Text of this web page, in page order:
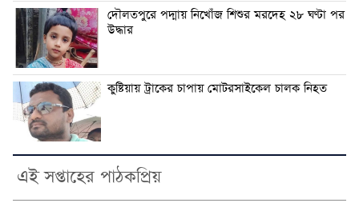
দৌলতপুরে পদ্মায় নিখোঁজ শিশুর মরদেহ ২৮ ঘণ্টা পর
উদ্ধার
কুষ্টিয়ায় ট্রাকের চাপায় মোটরসাইকেল চালক নিহত
এই সপ্তাহের পাঠকপ্রিয়